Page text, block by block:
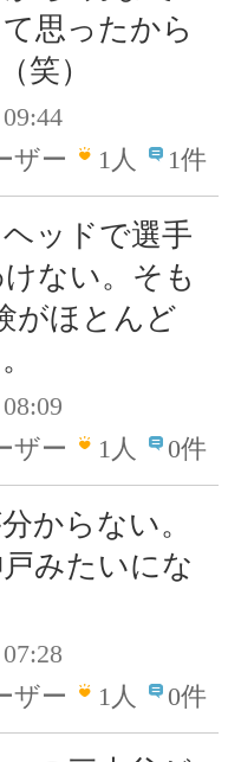
思ったから
笑）
ザー
1人 1件
ッドで選手
ない。そも
がほとんど
ザー
1人 0件
からない。
みたいにな
ザー
1人 0件